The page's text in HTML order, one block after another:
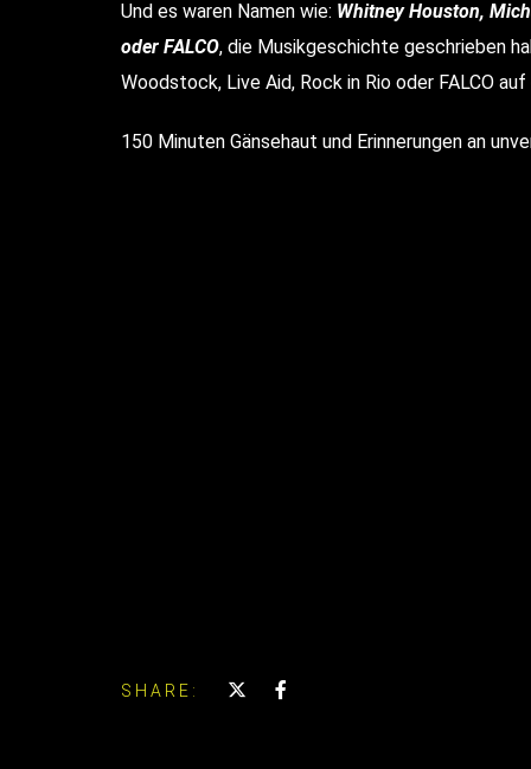
Und es waren Namen wie: Whitney Houston,
oder FALCO, die Musikgeschichte geschrieben
Woodstock, Live Aid, Rock in Rio oder FALCO
150 Minuten Gänsehaut und Erinnerungen an
SHARE: